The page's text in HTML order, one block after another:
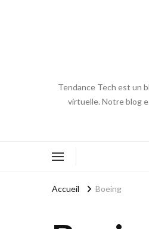
Tendance Tech est un
virtuelle. Notre blog
Accueil Boeing